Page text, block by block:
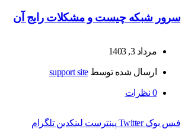
سرور شبکه چیست و مشکلات رایج آن
مرداد 3, 1403
ارسال شده توسطsupport site
0 نظرات
فیس بوک Twitter پینترست لینکدین تلگرام